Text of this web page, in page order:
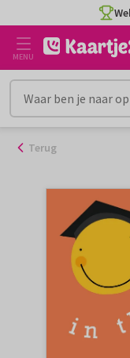
naar
inhoud
MENU
Terug